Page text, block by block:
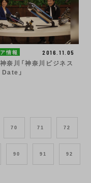
情報
2016.11.05
奈川「神奈川ビジネス
」
70 71 72
90 91 92